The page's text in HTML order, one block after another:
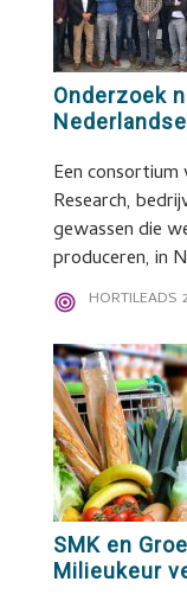
Onderzoek
Een
Research,
gewassen die
produceren, in
HORTILEADS
SMK en
Milieukeur